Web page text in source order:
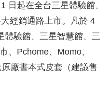
日起在全台三星體驗館、
經銷通路上市。凡於 4
體驗館、三星智慧館、三
、Pchome、Momo、
廠書本式皮套（建議售